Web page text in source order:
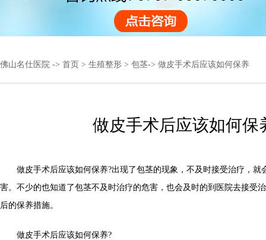
佛山名仕医院 -> 首页 > 生殖整形 > 包茎-> 做皮手术后应该如何保养
做皮手术后应该如何保
做皮手术后应该如何保养?出现了包茎的现象，不及时接受治疗，就
害。不少的也知道了包茎不及时治疗的危害，也会及时的到医院去接受
后的保养措施。
做皮手术后应该如何保养?